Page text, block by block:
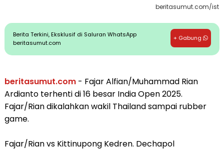
beritasumut.com/ist
Berita Terkini, Eksklusif di Saluran WhatsApp
beritasumut.com
+ Gabung
beritasumut.com- Fajar Alfian/Muhammad Rian
Ardianto terhenti di 16 besar India Open 2025.
Fajar/Rian dikalahkan wakil Thailand sampai rubber
game.
Fajar/Rian vs Kittinupong Kedren. Dechapol